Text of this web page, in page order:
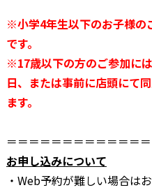
※小学4年生以下のお子様の
です。
※17歳以下の方のご参加に
日、または事前に店頭にて
ます。
＝＝＝＝＝＝＝＝＝＝＝＝
お申し込みについて
・Web予約が難しい場合は